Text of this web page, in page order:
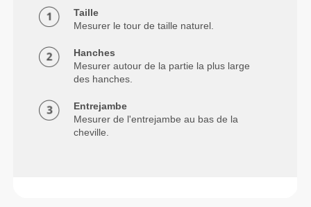
Taille
Mesurer le tour de taille naturel.
Hanches
Mesurer autour de la partie la plus large
des hanches.
Entrejambe
Mesurer de l'entrejambe au bas de la
cheville.